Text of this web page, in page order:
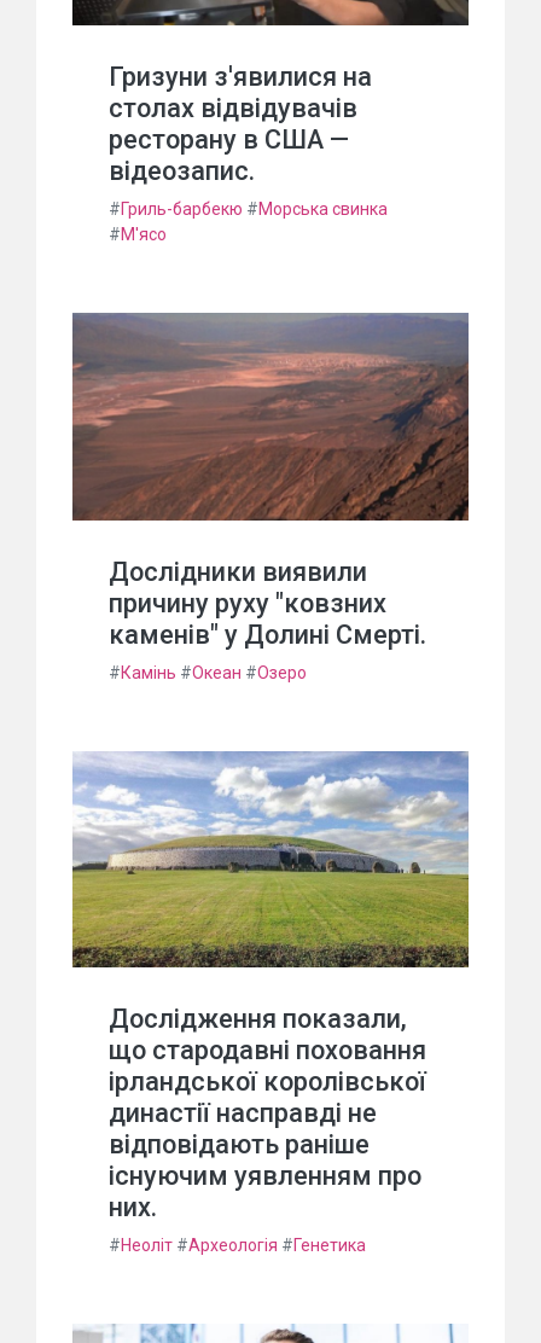
Гризуни з'явилися на
столах відвідувачів
ресторану в США —
відеозапис.
#Гриль-барбекю #Морська свинка
#М'ясо
Дослідники виявили
причину руху "ковзних
каменів" у Долині Смерті.
#Камінь #Океан #Озеро
Дослідження показали,
що стародавні поховання
ірландської королівської
династії насправді не
відповідають раніше
існуючим уявленням про
них.
#Неоліт #Археологія #Генетика